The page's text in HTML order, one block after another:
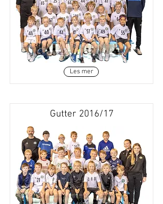
Les mer
Gutter 2016/17